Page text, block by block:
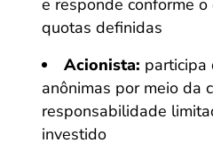
e responde conforme o
quotas definidas
Acionista: participa
anônimas por meio da
responsabilidade
investido